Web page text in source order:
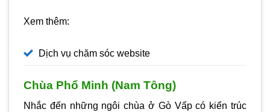
Xem thêm:
Dịch vụ chăm sóc website
Chùa Phổ Minh (Nam Tông)
Nhắc đến những ngôi chùa ở Gò Vấp có kiến trúc